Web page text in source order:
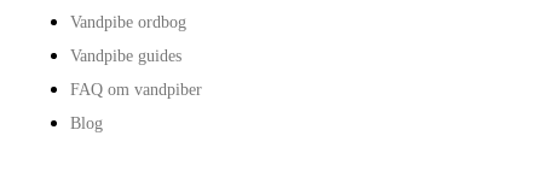
Vandpibe ordbog
Vandpibe guides
FAQ om vandpiber
Blog